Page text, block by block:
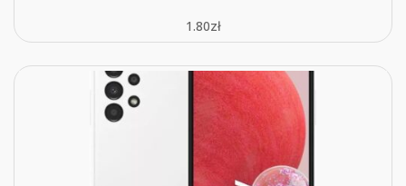
1.80zł